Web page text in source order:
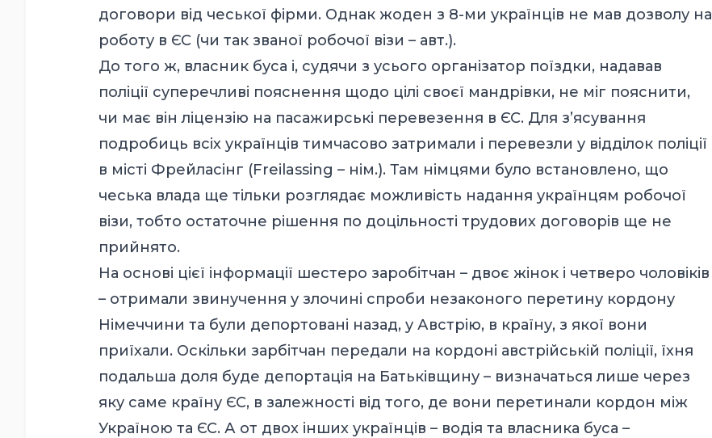
договори від чеської фірми. Однак жоден з 8-ми українців не мав дозволу на
роботу в ЄС (чи так званої робочої візи – авт.).
До того ж, власник буса і, судячи з усього організатор поїздки, надавав
поліції суперечливі пояснення щодо цілі своєї мандрівки, не міг пояснити,
чи має він ліцензію на пасажирські перевезення в ЄС. Для з’ясування
подробиць всіх українців тимчасово затримали і перевезли у відділок поліції
в місті Фрейласінг (Freilassing – нім.). Там німцями було встановлено, що
чеська влада ще тільки розглядає можливість надання українцям робочої
візи, тобто остаточне рішення по доцільності трудових договорів ще не
прийнято.
На основі цієї інформації шестеро заробітчан – двоє жінок і четверо чоловіків
– отримали звинучення у злочині спроби незаконого перетину кордону
Німеччини та були депортовані назад, у Австрію, в країну, з якої вони
приїхали. Оскільки зарбітчан передали на кордоні австрійській поліції, їхня
подальша доля буде депортація на Батьківщину – визначаться лише через
яку саме країну ЄС, в залежності від того, де вони перетинали кордон між
Україною та ЄС. А от двох інших українців – водія та власника буса –